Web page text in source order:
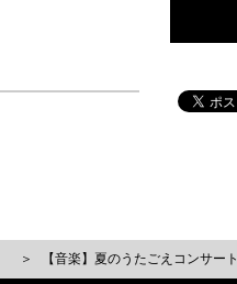
【音楽】夏のうたごえコンサート